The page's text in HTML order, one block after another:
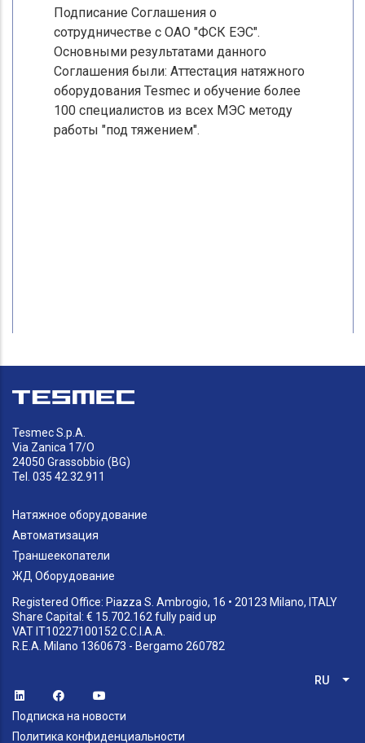
Подписание Соглашения о
сотрудничестве с ОАО "ФСК ЕЭС".
Основными результатами данного
Соглашения были: Аттестация натяжного
оборудования Tesmec и обучение более
100 специалистов из всех МЭС методу
работы "под тяжением".
Tesmec S.p.A.
Via Zanica 17/O
24050 Grassobbio (BG)
Tel. 035 42.32.911
Натяжное оборудование
Автоматизация
Траншеекопатели
ЖД Оборудование
Registered Office: Piazza S. Ambrogio, 16 • 20123 Milano, ITALY
Share Capital: € 15.702.162 fully paid up
VAT IT10227100152 C.C.I.A.A.
R.E.A. Milano 1360673 - Bergamo 260782
RU
Подписка на новости
Политика конфиденциальности